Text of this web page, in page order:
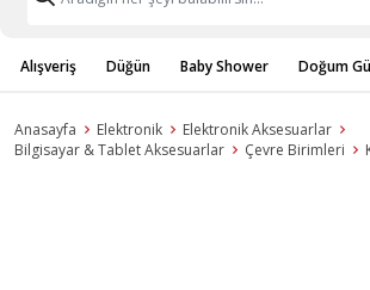
Alışveriş Düğün Baby Shower Doğum
Anasayfa Elektronik
Elektronik Aksesuarlar
Bilgisayar & Tablet Aksesuarlar
Çevre Birimleri